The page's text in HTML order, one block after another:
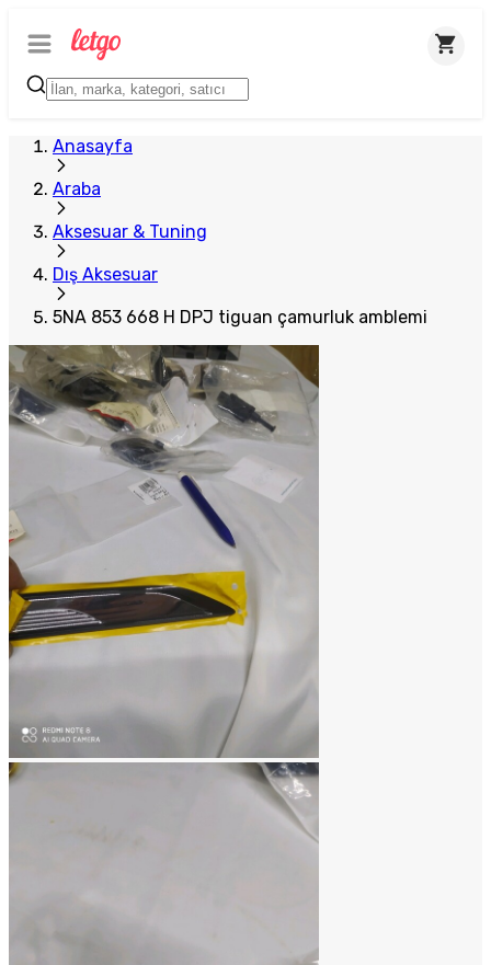
Anasayfa
Araba
Aksesuar & Tuning
Dış Aksesuar
5NA 853 668 H DPJ tiguan çamurluk amblemi